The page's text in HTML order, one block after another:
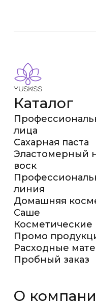
Каталог
лица
Сахарная паста
Эластомерный
воск
линия
Домашняя
Саше
Косметические
Промо
Расходные
Пробный заказ
О